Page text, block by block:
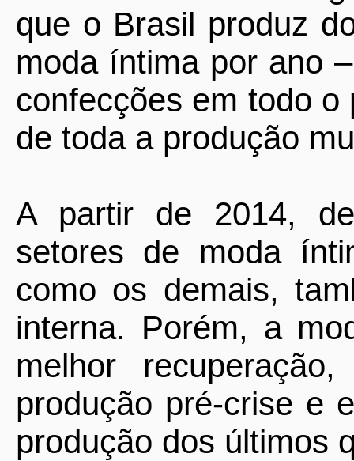
que o Brasil produz
moda íntima por ano
confecções em todo
de toda a produção
A partir de 2014,
setores de moda
como os demais,
interna. Porém, a
melhor
produção pré-crise e
produção dos últimos